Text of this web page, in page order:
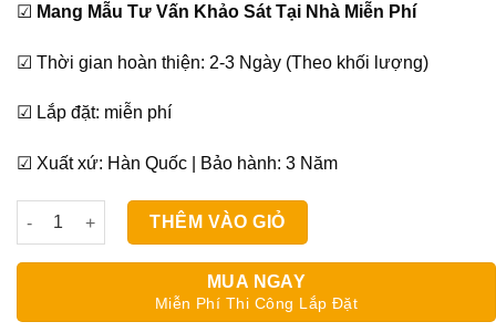
☑ Mang Mẫu Tư Vấn Khảo Sát Tại Nhà Miễn Phí
☑ Thời gian hoàn thiện: 2-3 Ngày (Theo khối lượng)
☑ Lắp đặt: miễn phí
☑ Xuất xứ: Hàn Quốc | Bảo hành: 3 Năm
Rèm Cầu Vồng All Plus CUBE LINE số lượng
THÊM VÀO GIỎ
MUA NGAY
Miễn Phí Thi Công Lắp Đặt